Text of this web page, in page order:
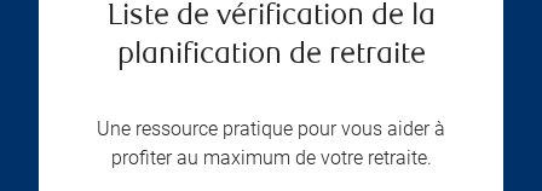
Liste de vérification de la
planification de retraite
Une ressource pratique pour vous aider à
profiter au maximum de votre retraite.